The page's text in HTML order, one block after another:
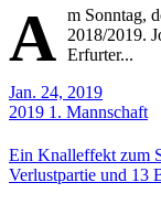
A m Sonntag,
2018/2019.
Erfurter...
Jan. 24, 2019
2019 1. Mannschaft
Ein Knalleffekt zum
Verlustpartie und 13